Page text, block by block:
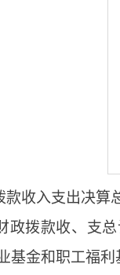
款收入支出决算
政拨款收、支
基金和职工福利